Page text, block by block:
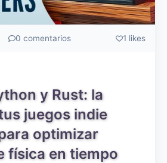
0 comentarios 1 likes
y Rust: la
juegos indie
optimizar
física en tiempo